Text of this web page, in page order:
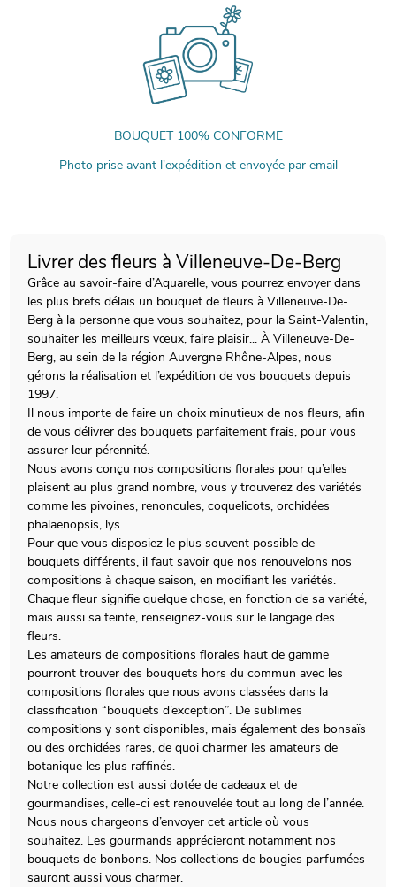
BOUQUET 100% CONFORME
Photo prise avant l'expédition et envoyée par email
Livrer des fleurs à Villeneuve-De-Berg
Grâce au savoir-faire d’Aquarelle, vous pourrez envoyer dans
les plus brefs délais un bouquet de fleurs à Villeneuve-De-
Berg à la personne que vous souhaitez, pour la Saint-Valentin,
souhaiter les meilleurs vœux, faire plaisir... À Villeneuve-De-
Berg, au sein de la région Auvergne Rhône-Alpes, nous
gérons la réalisation et l’expédition de vos bouquets depuis
1997.
Il nous importe de faire un choix minutieux de nos fleurs, afin
de vous délivrer des bouquets parfaitement frais, pour vous
assurer leur pérennité.
Nous avons conçu nos compositions florales pour qu’elles
plaisent au plus grand nombre, vous y trouverez des variétés
comme les pivoines, renoncules, coquelicots, orchidées
phalaenopsis, lys.
Pour que vous disposiez le plus souvent possible de
bouquets différents, il faut savoir que nos renouvelons nos
compositions à chaque saison, en modifiant les variétés.
Chaque fleur signifie quelque chose, en fonction de sa variété,
mais aussi sa teinte, renseignez-vous sur le langage des
fleurs.
Les amateurs de compositions florales haut de gamme
pourront trouver des bouquets hors du commun avec les
compositions florales que nous avons classées dans la
classification “bouquets d’exception”. De sublimes
compositions y sont disponibles, mais également des bonsaïs
ou des orchidées rares, de quoi charmer les amateurs de
botanique les plus raffinés.
Notre collection est aussi dotée de cadeaux et de
gourmandises, celle-ci est renouvelée tout au long de l’année.
Nous nous chargeons d’envoyer cet article où vous
souhaitez. Les gourmands apprécieront notamment nos
bouquets de bonbons. Nos collections de bougies parfumées
sauront aussi vous charmer.